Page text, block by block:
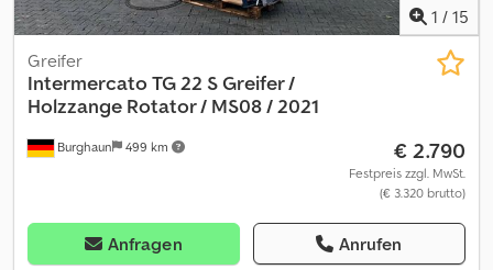
1 / 15
Burghaun 499 km
Greifer
IntermercatoTG 22 S Greifer /
Holzzange Rotator / MS08 / 2021
€ 2.790
Festpreis zzgl. MwSt.
(€ 3.320 brutto)
Anfragen Anrufen